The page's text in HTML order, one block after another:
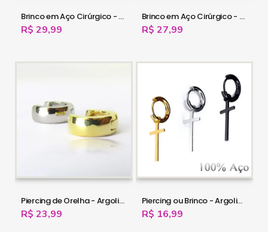
Brinco em Aço Cirúrgico - Gota em Zircônia - PVD Gold - 16OUT10
R$ 29,99
Brinco em Aço Cirúrgico - Gota em Zircônia - 16OUT09
R$ 27,99
Piercing de Orelha - Argolinha Clicker Lisa - 6ORE644
R$ 23,99
Piercing ou Brinco - Argolinha em Aço - 6ORE634
R$ 16,99